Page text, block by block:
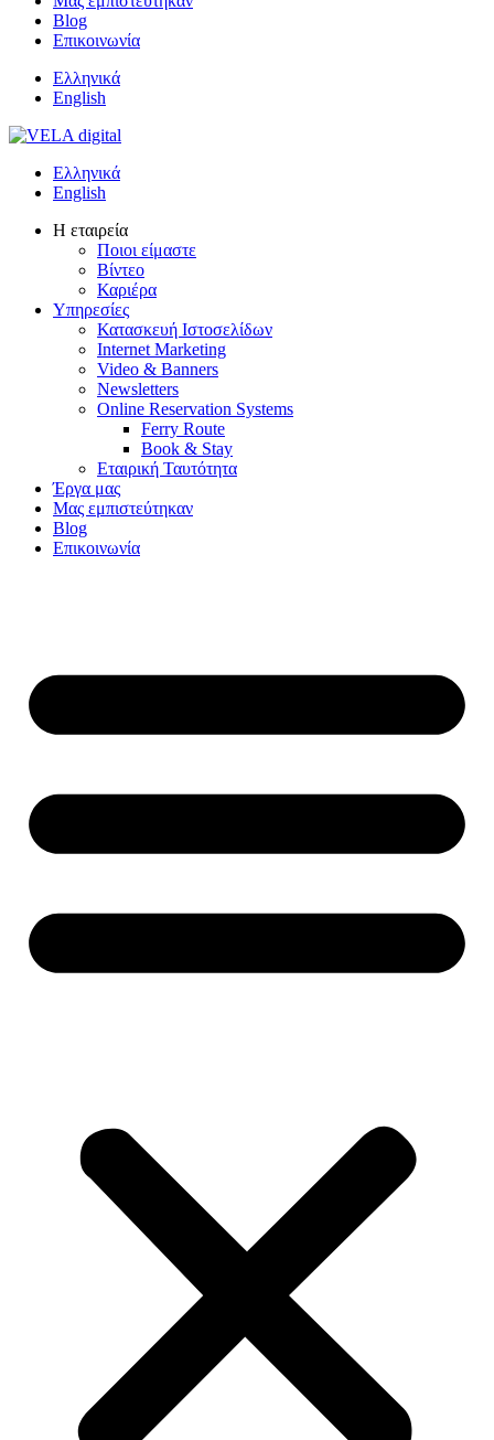
Blog
Επικοινωνία
Ελληνικά
English
Ελληνικά
English
Η εταιρεία
Ποιοι είμαστε
Βίντεο
Καριέρα
Υπηρεσίες
Κατασκευή Ιστοσελίδων
Internet Marketing
Video & Banners
Newsletters
Online Reservation Systems
Ferry Route
Book & Stay
Εταιρική Ταυτότητα
Έργα μας
Μας εμπιστεύτηκαν
Blog
Επικοινωνία